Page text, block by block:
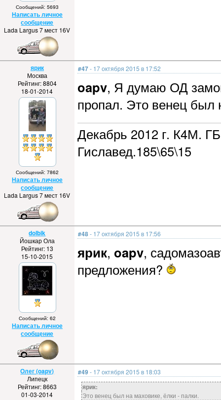
Сообщений: 5693
Написать личное
сообщение
Lada Largus 7 мест 16V
ярик
Москва
Рейтинг: 8804
18-01-2014
Сообщений: 7862
Написать личное
сообщение
Lada Largus 7 мест 16V
#47- 17 октября 2015 в 17:52
oapv, Я думаю ОД
пропал. Это венец был
Декабрь 2012 г. К4М.
Гиславед.185\65\15
dolbik
Йошкар Ола
Рейтинг: 13
15-10-2015
Сообщений: 62
Написать личное
сообщение
#48- 17 октября 2015 в 17:56
ярик, oapv,
предложения?
Олег (oapv)
Липецк
Рейтинг: 8663
01-03-2014
#49- 17 октября 2015 в 18:03
ярик:
Это венец был на маховике, ёлки - палки.